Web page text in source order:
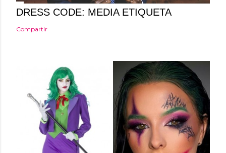
DRESS CODE: MEDIA ETIQUETA
Compartir